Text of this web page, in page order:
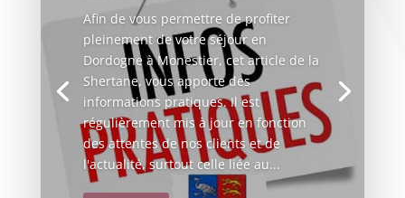
Afin de vous permettre de profiter
pleinement de votre séjour en
Dordogne à Monestier, cet article de la
Shertane, vous apporte des
informations pratiques. Il est
régulièrement mis à jour en fonction
des attentes de nos clients et de
l'actualité, surtout celle liée au...